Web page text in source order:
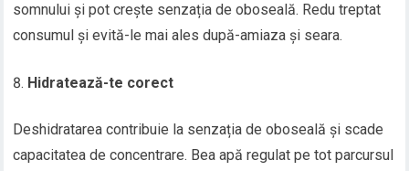
somnului și pot crește senzația de oboseală. Redu treptat
consumul și evită-le mai ales după-amiaza și seara.
Hidratează-te corect
Deshidratarea contribuie la senzația de oboseală și scade
capacitatea de concentrare. Bea apă regulat pe tot parcursul